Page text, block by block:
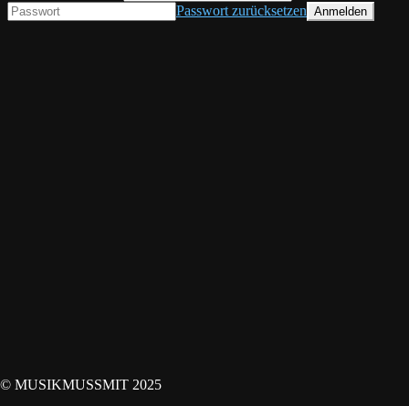
© MUSIKMUSSMIT 2025
Passwort zurücksetzen